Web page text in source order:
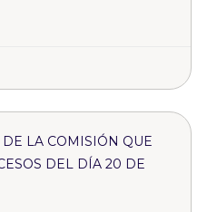
LA COMISIÓN QUE
DEL DÍA 20 DE